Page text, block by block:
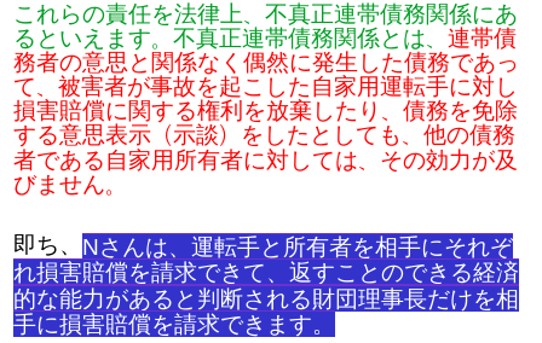
これらの責任を法律上 、不真正連帯債務関係にあ
るといえます。不真正連帯債務関係とは 、連帯債
務者の意思 と 関係なく偶然に発生 した債務であっ
て
、被害者が事故を起 こした 自家用運転手に対 し
損害賠償に 関する権利 を放棄 したり 、債務を免除
する意思表示 （ 示談） をしたとしても 、他の債務
者である 自家用所有者に対 しては その効力が及
びません。
即ち、 Nさんは、運転手と所有者を相手にそれぞ
れ損害賠償を請求できて、返すことのできる経済
的な能力があると判断される財団理事長だけを相
手に損害賠償を請求できます。